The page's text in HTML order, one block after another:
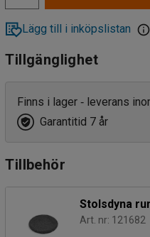
Lägg till i inköpslistan
Tillgänglighet
Finns i lager‑ leverans
Garantitid 7 år
Tillbehör
Stolsdyna
Art. nr: 121682